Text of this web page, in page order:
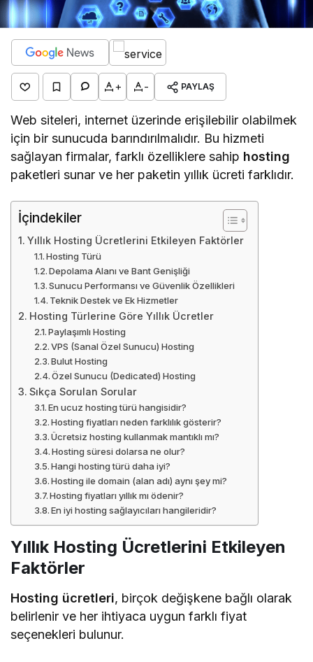
+ - PAYLAŞ
Web siteleri, internet üzerinde erişilebilir olabilmek
için bir sunucuda barındırılmalıdır. Bu hizmeti
sağlayan firmalar, farklı özelliklere sahip hosting
paketleri sunar ve her paketin yıllık ücreti farklıdır.
İçindekiler
Yıllık Hosting Ücretlerini Etkileyen Faktörler
Hosting Türü
Depolama Alanı ve Bant Genişliği
Sunucu Performansı ve Güvenlik Özellikleri
Teknik Destek ve Ek Hizmetler
Hosting Türlerine Göre Yıllık Ücretler
Paylaşımlı Hosting
VPS (Sanal Özel Sunucu) Hosting
Bulut Hosting
Özel Sunucu (Dedicated) Hosting
Sıkça Sorulan Sorular
En ucuz hosting türü hangisidir?
Hosting fiyatları neden farklılık gösterir?
Ücretsiz hosting kullanmak mantıklı mı?
Hosting süresi dolarsa ne olur?
Hangi hosting türü daha iyi?
Hosting ile domain (alan adı) aynı şey mi?
Hosting fiyatları yıllık mı ödenir?
En iyi hosting sağlayıcıları hangileridir?
Yıllık Hosting Ücretlerini Etkileyen
Faktörler
Hosting ücretleri, birçok değişkene bağlı olarak
belirlenir ve her ihtiyaca uygun farklı fiyat
seçenekleri bulunur.